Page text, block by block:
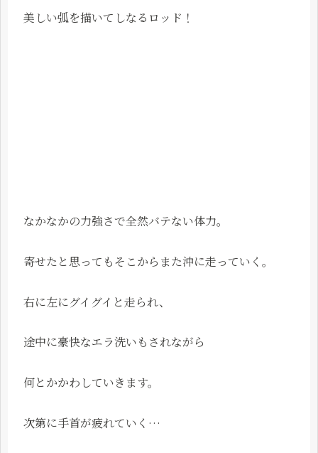
美しい弧を描いてしなるロッド！
なかなかの力強さで全然バテない体力。
寄せたと思ってもそこからまた沖に走っていく。
右に左にグイグイと走られ、
途中に豪快なエラ洗いもされながら
何とかかわしていきます。
次第に手首が疲れていく…